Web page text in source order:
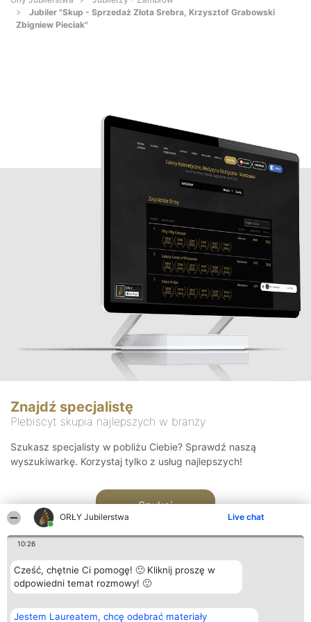
ORŁY Jubilerstwa Live chat
10:26
Cześć, chętnie Ci pomogę! 🙂 Kliknij proszę w
odpowiedni temat rozmowy! 🙂
Jestem Laureatem, chcę odebrać materiały
Jubiler "Skup - Sprzedaż Złota Srebra, Krzysztof Grabowski
Zbigniew Pieciak"
Znajdź specjalistę
Plebiscyt skupia najlepszych w branży
Szukasz specjalisty w pobliżu Ciebie? Sprawdź naszą
wyszukiwarkę. Korzystaj tylko z usług najlepszych!
Szukaj
Organizator plebiscytu
Bright Side Solutions sp. z o.
Plebiscyt
Laureaci
Kontakt
Kontakt